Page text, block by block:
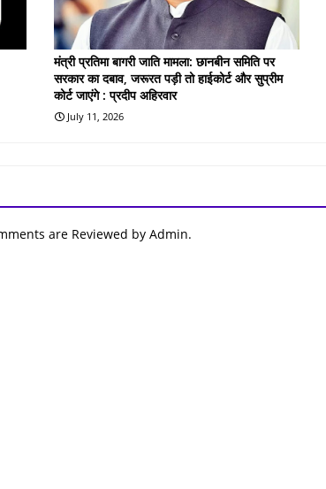
मंत्री प्रतिमा बागरी जाति मामला: छानबीन समिति पर
सरकार का दबाव, जरूरत पड़ी तो हाईकोर्ट और सुप्रीम
कोर्ट जाएंगे : प्रदीप अहिरवार
July 11, 2026
are Reviewed by Admin.